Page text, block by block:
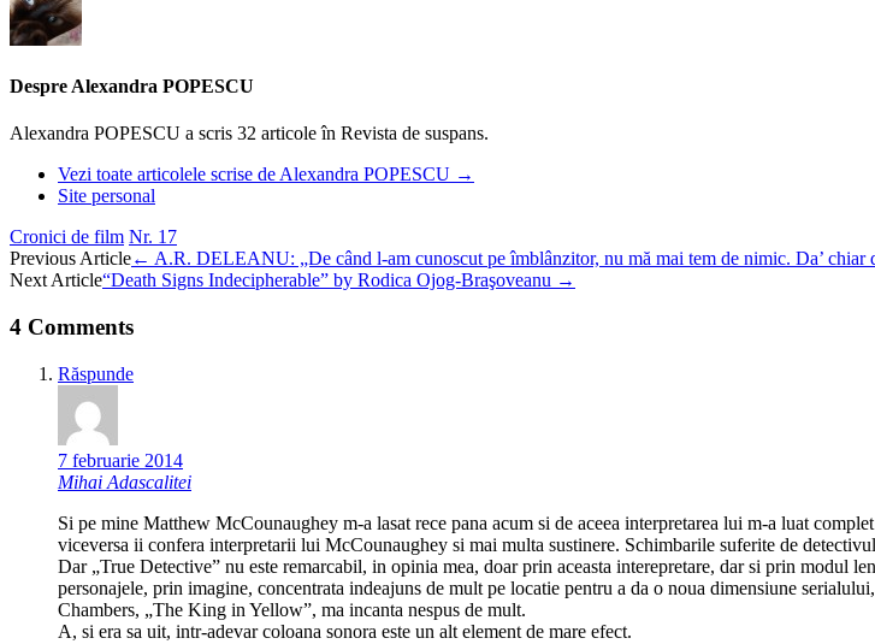
Despre Alexandra POPESCU
Alexandra POPESCU a scris 32 articole în Revista de suspans.
Vezi toate articolele scrise de Alexandra POPESCU →
Site personal
Cronici de film Nr. 17
Post
navigation
Previous Article← A.R. DELEANU: „De când l-am cunoscut pe îmblânzitor, nu mă mai tem de nimic. Da’ chiar
Next Article“Death Signs Indecipherable” by Rodica Ojog-Braşoveanu →
4 Comments
Răspunde
7 februarie 2014
Mihai Adascalitei
Si pe mine Matthew McCounaughey m-a lasat rece pana acum si de aceea interpretarea lui m-a luat
viceversa ii confera interpretarii lui McCounaughey si mai multa sustinere. Schimbarile suferite de
Dar „True Detective” nu este remarcabil, in opinia mea, doar prin aceasta interepretare, dar si prin modul
personajele, prin imagine, concentrata indeajuns de mult pe locatie pentru a da o noua dimensiune
Chambers, „The King in Yellow”, ma incanta nespus de mult.
A, si era sa uit, intr-adevar coloana sonora este un alt element de mare efect.